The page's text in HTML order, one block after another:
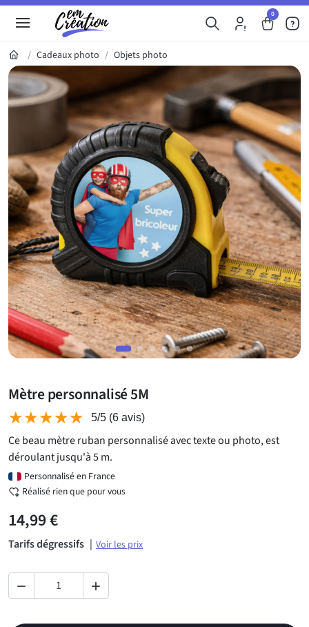
0
Cadeaux photo Objets photo
Galerie du produit
Mètre personnalisé 5M
★★★★★
★★★★★ 5/5 (6 avis)
Ce beau mètre ruban personnalisé avec texte ou photo, est
déroulant jusqu'à 5 m.
Personnalisé en France
Réalisé rien que pour vous
14,99 €
Tarifs dégressifs | Voir les prix
 